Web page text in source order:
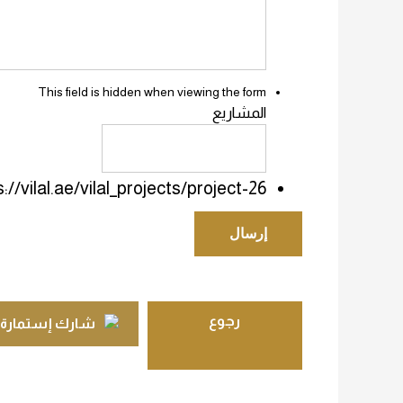
This field is hidden when viewing the form
المشاريع
vilal.ae/vilal_projects/project-26/
رجوع شارك